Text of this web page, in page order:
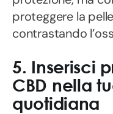
proteggere la
contrastando
5. Inserisci
CBD nella
quotidiana